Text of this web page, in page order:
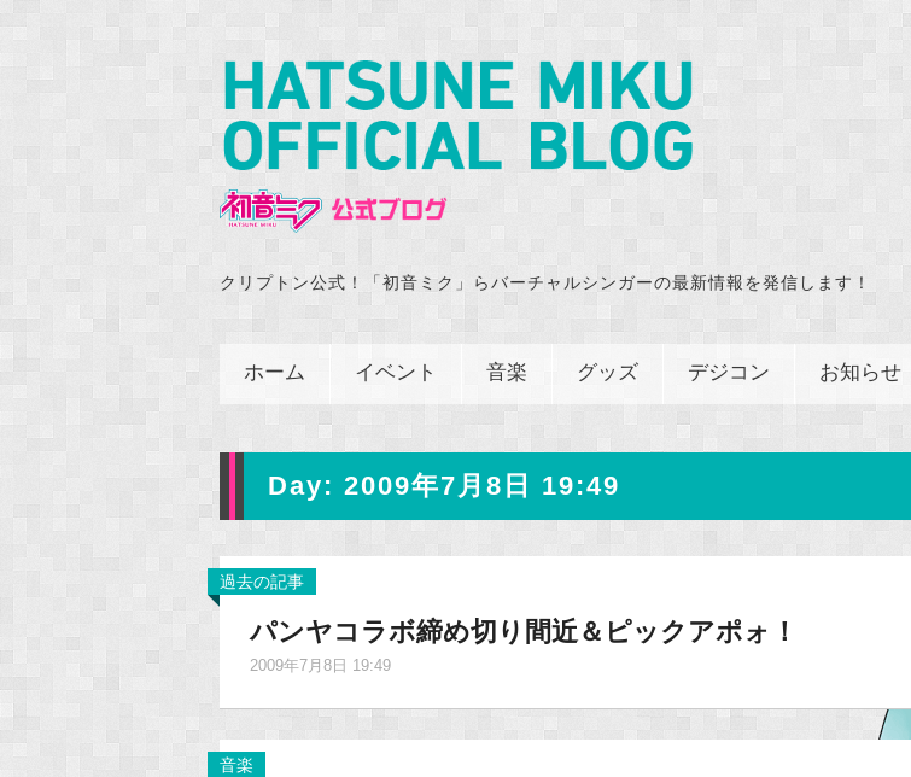
クリプトン公式！「初音ミク」らバーチャルシンガーの最新情報を発信します！
ホーム イベント 音楽 グッズ デジコン お知らせ
Day: 2009年7月8日 19:49
過去の記事
パンヤコラボ締め切り間近＆ピックアポォ！
2009年7月8日 19:49
音楽